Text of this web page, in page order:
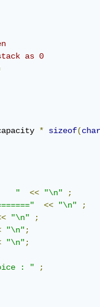
as 0
* sizeof(char
" << "\n"
;
<< "\n"
;
"\n"
;
"\n" ;
"\n" ;
: " ;